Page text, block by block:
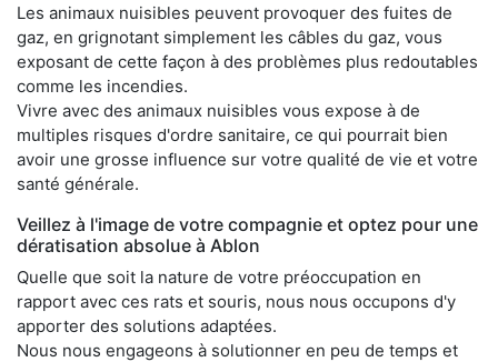
Les animaux nuisibles peuvent provoquer des fuites de
gaz, en grignotant simplement les câbles du gaz, vous
exposant de cette façon à des problèmes plus redoutables
comme les incendies.
Vivre avec des animaux nuisibles vous expose à de
multiples risques d'ordre sanitaire, ce qui pourrait bien
avoir une grosse influence sur votre qualité de vie et votre
santé générale.
Veillez à l'image de votre compagnie et optez pour une
dératisation absolue à Ablon
Quelle que soit la nature de votre préoccupation en
rapport avec ces rats et souris, nous nous occupons d'y
apporter des solutions adaptées.
Nous nous engageons à solutionner en peu de temps et